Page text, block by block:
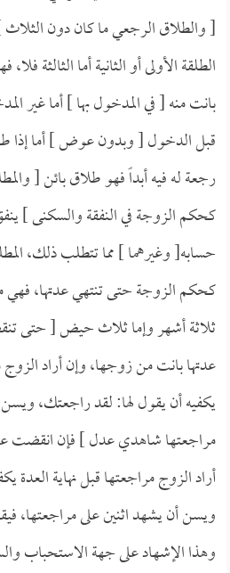
[ والطلاق الرجعي ما كان دون الثلاث
الطلقة الأولى أو الثانية أما الثالثة
بانت منه [ في المدخول بها ] أما غير
قبل الدخول [ وبدون عوض ] أما إذا
رجعة له فيه أبداً فهو طلاق بائن [
كحكم الزوجة في النفقة والسكنى ]
حسابه[ وغيرهما ] مما تتطلب ذلك،
كحكم الزوجة حتى تنتهي عدتها، فهي
ثلاثة أشهر وإما ثلاث حيض [ حتى
عدتها بانت من زوجها، وإن أراد
يكفيه أن يقول لها: لقد راجعتك،
مراجعتها شاهدي عدل ] فإن انقضت
أراد الزوج مراجعتها قبل نهاية
ويسن أن يشهد اثنين على مراجعتها،
وهذا الإشهاد على جهة الاستحباب